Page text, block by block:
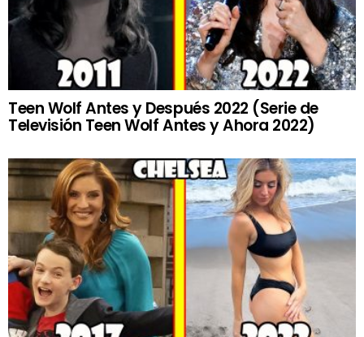
Teen Wolf Antes y Después 2022 (Serie de
Televisión Teen Wolf Antes y Ahora 2022)